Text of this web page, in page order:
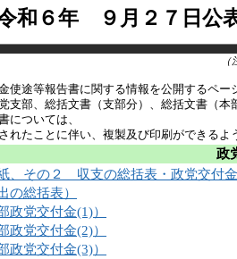
和６年 ９月２７日公
使途等報告書に関する情報を公開するペー
支部、総括文書（支部分）、総括文書（
については、
れたことに伴い、複製及び印刷ができるよ
政
、その２ 収支の総括表・政党交付
総括表）
党交付金(1)）
党交付金(2)）
党交付金(3)）